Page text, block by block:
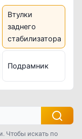
Втулки
заднего
стабилизатора
Подрамник
Чтобы искать по